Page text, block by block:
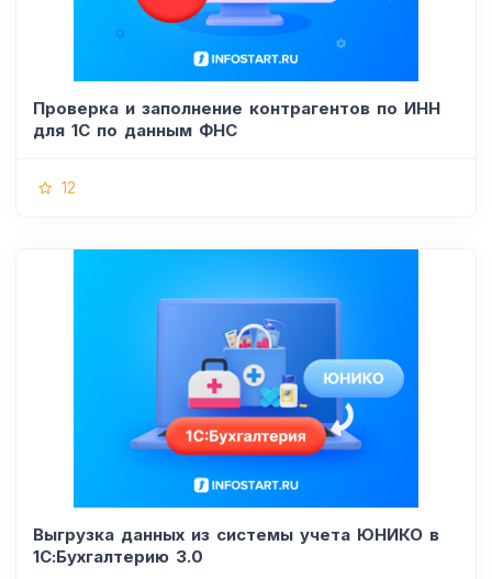
Проверка и заполнение контрагентов по ИНН
для 1С по данным ФНС
12
Выгрузка данных из системы учета ЮНИКО в
1С:Бухгалтерию 3.0